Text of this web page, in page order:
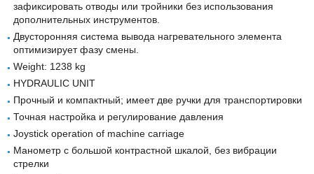
зафиксировать отводы или тройники без использования
дополнительных инструментов.
Двусторонняя система вывода нагревательного элемента
оптимизирует фазу смены.
Weight: 1238 kg
HYDRAULIC UNIT
Прочный и компактный; имеет две ручки для транспортировки
Точная настройка и регулирование давления
Joystick operation of machine carriage
Манометр с большой контрастной шкалой, без вибрации
стрелки